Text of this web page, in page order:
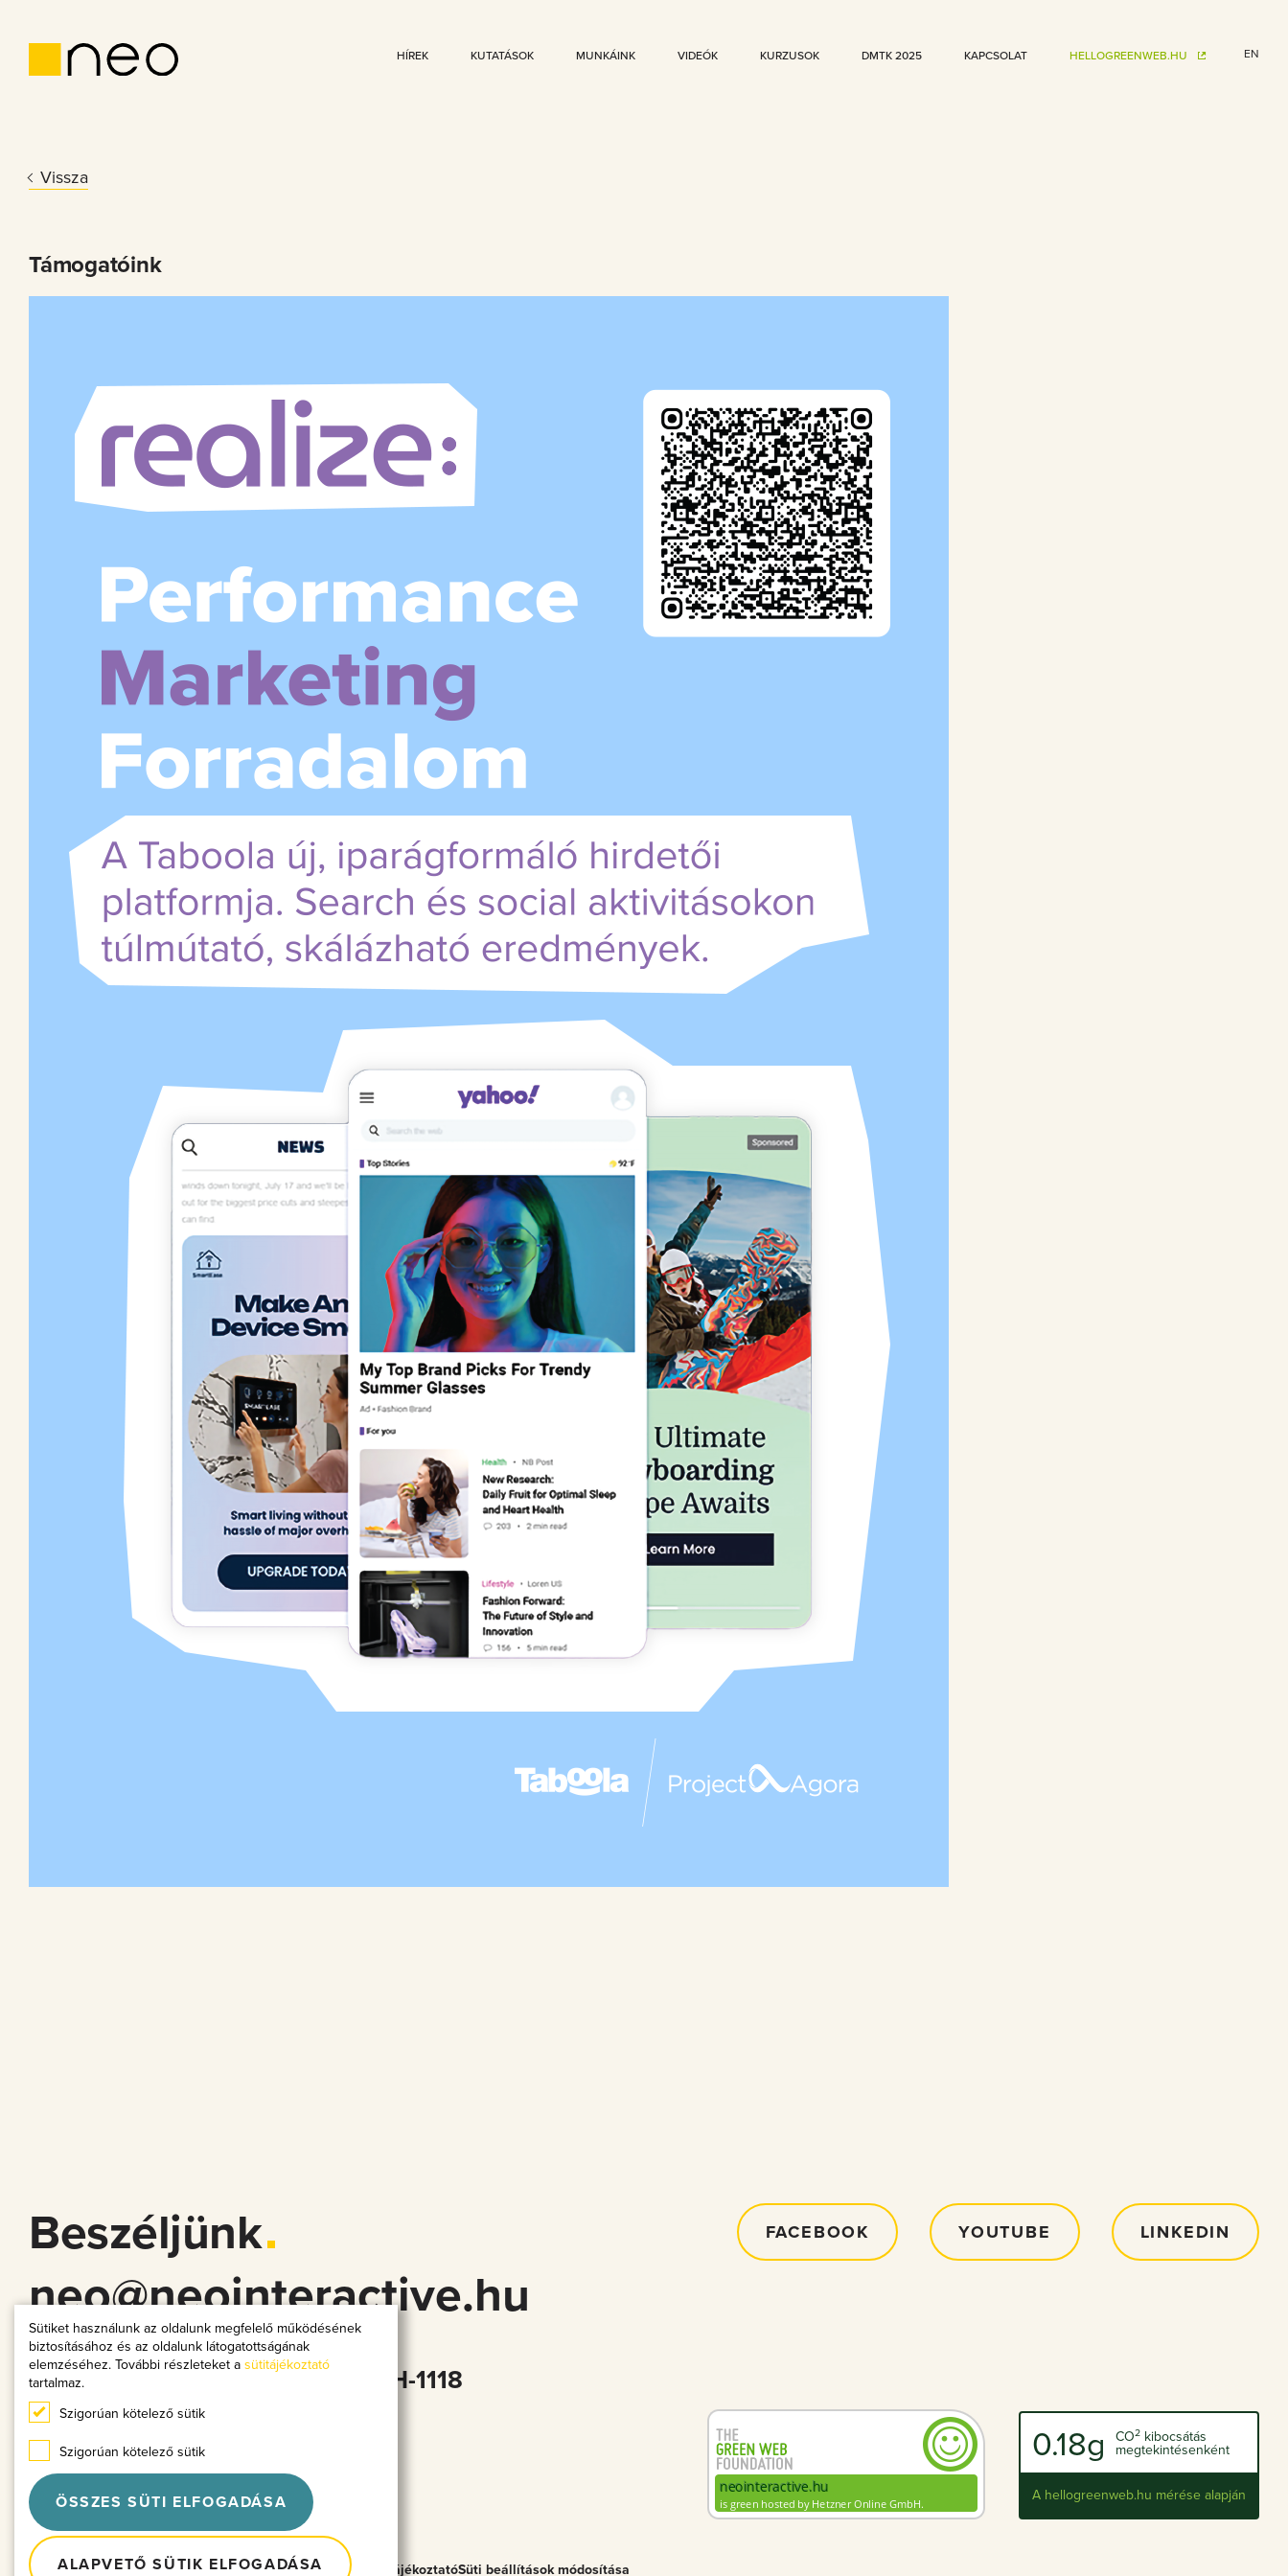
HÍREK KUTATÁSOK MUNKÁINK VIDEÓK KURZUSOK DMTK 2025 KAPCSOLAT HELLOGREENWEB.HU EN
Vissza
Támogatóink
Beszéljünk
neo@neointeractive.hu
FACEBOOK YOUTUBE LINKEDIN
Budapest, Gombocz Zoltán u. 9 H-1118
0.18g CO2 kibocsátás
megtekintésenként
A hellogreenweb.hu mérése alapján
© 2026 Neo Interactive All Rights Reserved.Adatvédelmi TájékoztatóSüti beállítások módosítása
Sütiket használunk az oldalunk megfelelő működésének
biztosításához és az oldalunk látogatottságának
elemzéséhez. További részleteket a sütitájékoztató
tartalmaz.
Szigorúan kötelező sütik
Szigorúan kötelező sütik
ÖSSZES SÜTI ELFOGADÁSA
ALAPVETŐ SÜTIK ELFOGADÁSA